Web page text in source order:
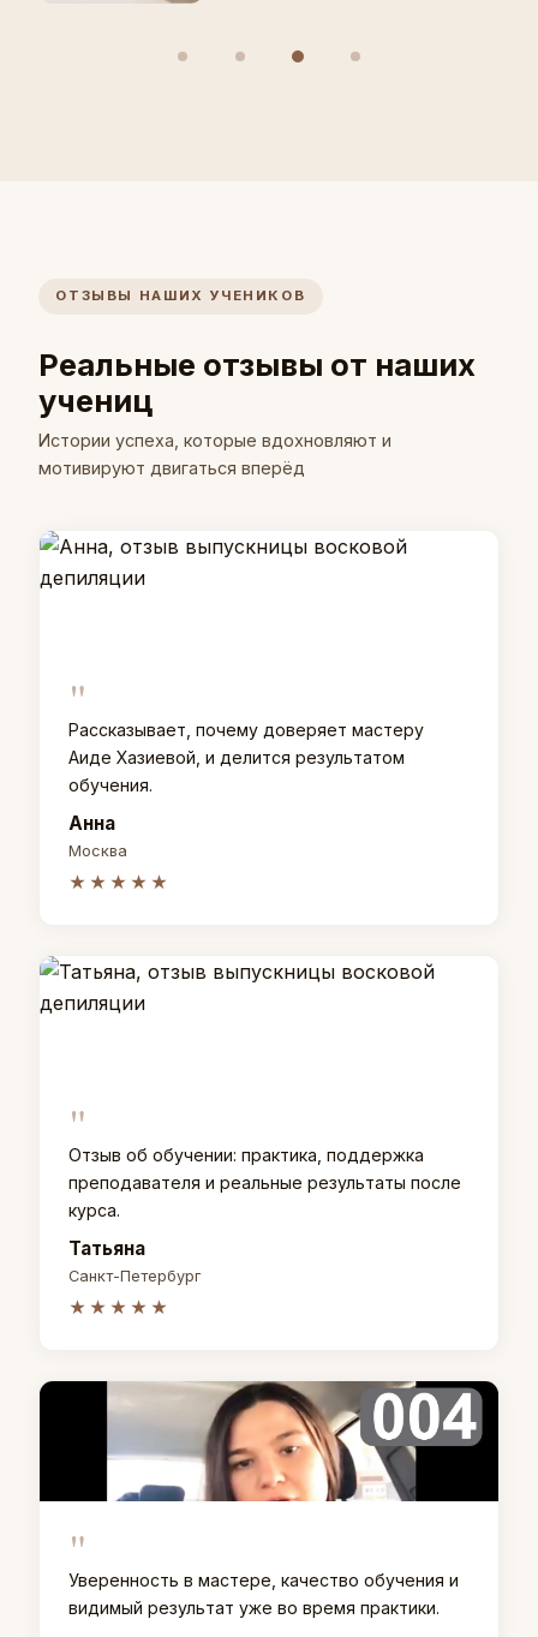
ОТЗЫВЫ НАШИХ УЧЕНИКОВ
Реальные отзывы от наших
учениц
Истории успеха, которые вдохновляют и
мотивируют двигаться вперёд
"
Рассказывает, почему доверяет мастеру
Аиде Хазиевой, и делится результатом
обучения.
Анна
Москва
★★★★★
"
Отзыв об обучении: практика, поддержка
преподавателя и реальные результаты после
курса.
Татьяна
Санкт-Петербург
★★★★★
"
Уверенность в мастере, качество обучения и
видимый результат уже во время практики.